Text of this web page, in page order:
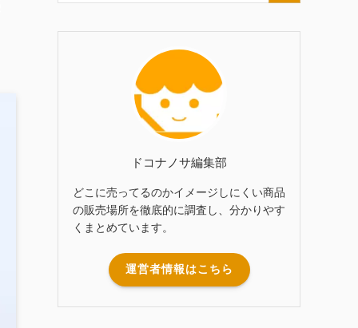
ドコナノサ編集部
どこに売ってるのかイメージしにくい商品
の販売場所を徹底的に調査し、分かりやす
くまとめています。
運営者情報はこちら